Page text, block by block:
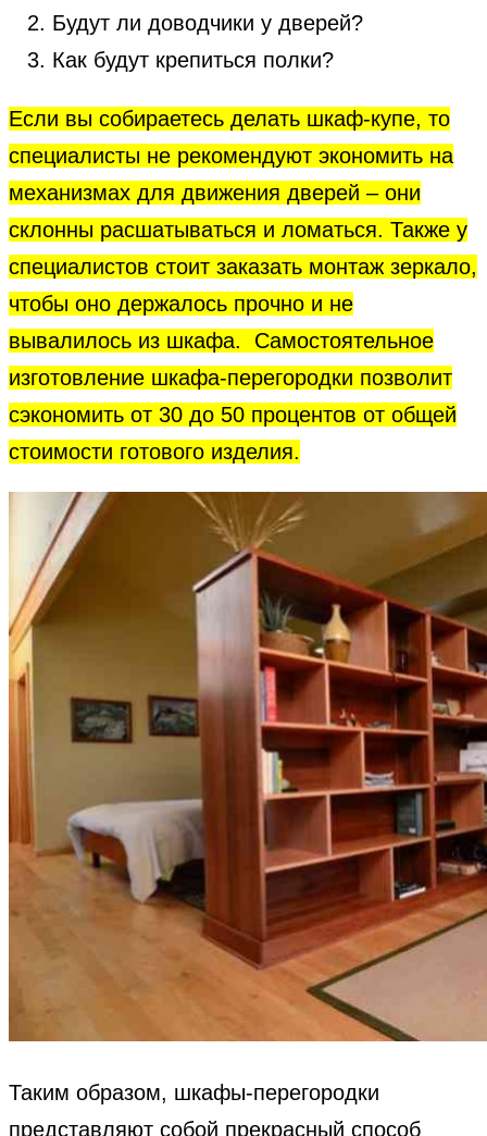
Будут ли доводчики у дверей?
Как будут крепиться полки?
Если вы собираетесь делать шкаф-купе, то
специалисты не рекомендуют экономить на
механизмах для движения дверей – они
склонны расшатываться и ломаться. Также у
специалистов стоит заказать монтаж зеркало,
чтобы оно держалось прочно и не
вывалилось из шкафа. Самостоятельное
изготовление шкафа-перегородки позволит
сэкономить от 30 до 50 процентов от общей
стоимости готового изделия.
Таким образом, шкафы-перегородки
представляют собой прекрасный способ